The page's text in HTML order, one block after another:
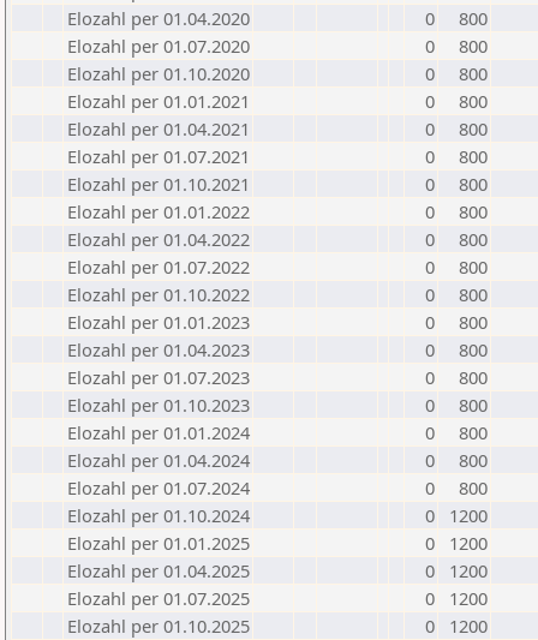
Elozahl per 01.04.2020
0
800
Elozahl per 01.07.2020
0
800
Elozahl per 01.10.2020
0
800
Elozahl per 01.01.2021
0
800
Elozahl per 01.04.2021
0
800
Elozahl per 01.07.2021
0
800
Elozahl per 01.10.2021
0
800
Elozahl per 01.01.2022
0
800
Elozahl per 01.04.2022
0
800
Elozahl per 01.07.2022
0
800
Elozahl per 01.10.2022
0
800
Elozahl per 01.01.2023
0
800
Elozahl per 01.04.2023
0
800
Elozahl per 01.07.2023
0
800
Elozahl per 01.10.2023
0
800
Elozahl per 01.01.2024
0
800
Elozahl per 01.04.2024
0
800
Elozahl per 01.07.2024
0
800
Elozahl per 01.10.2024
0
1200
Elozahl per 01.01.2025
0
1200
Elozahl per 01.04.2025
0
1200
Elozahl per 01.07.2025
0
1200
Elozahl per 01.10.2025
0
1200